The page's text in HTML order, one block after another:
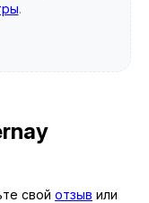
.
свой отзыв или